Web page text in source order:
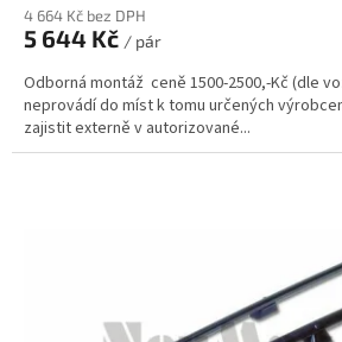
4 664 Kč bez DPH
5 644 Kč / pár
Odborná montáž ceně 1500-2500,-Kč (dle
neprovádí do míst k tomu určených
zajistit externě v autorizované...